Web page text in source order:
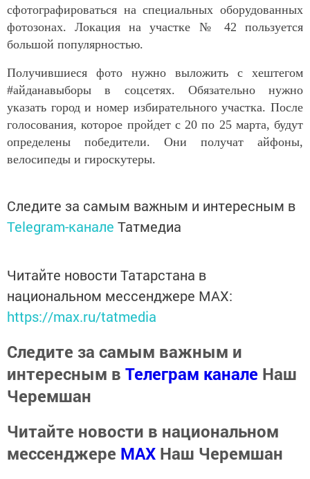
сфотографироваться на специальных оборудованных
фотозонах. Локация на участке № 42 пользуется
большой популярностью.
Получившиеся фото нужно выложить с хештегом
#айданавыборы в соцсетях. Обязательно нужно
указать город и номер избирательного участка. После
голосования, которое пройдет с 20 по 25 марта, будут
определены победители. Они получат айфоны,
велосипеды и гироскутеры.
Следите за самым важным и интересным в
Telegram-канале Татмедиа
Читайте новости Татарстана в
национальном мессенджере MАХ:
https://max.ru/tatmedia
Следите за самым важным и
интересным в Телеграм канале Наш
Черемшан
Читайте новости в национальном
мессенджере MАХ Наш Черемшан